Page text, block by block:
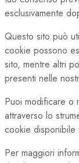
esclusivamente
Questo sito può
cookie possono
sito, mentre altri
presenti nelle
Puoi modificare o
attraverso lo
cookie disponibile
Per maggiori